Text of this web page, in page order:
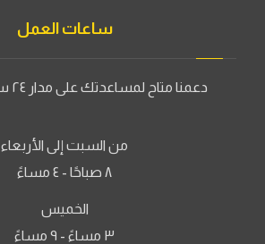
ساعات العمل
دعمنا متاح لمساعدتك على مدار ٢٤ ساعة في اليوم.
من السبت إلى الأربعاء
٨ صباحًا - ٤ مساءً
الخميس
٣ مساءً - ٩ مساءً